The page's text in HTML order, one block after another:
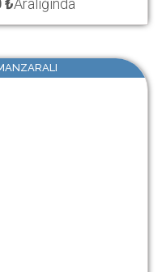
₺Aralığında